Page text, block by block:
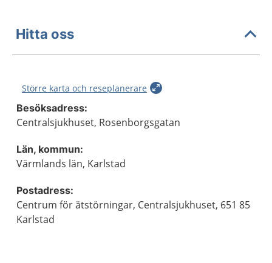
Hitta oss
Större karta och reseplanerare
Besöksadress:
Centralsjukhuset, Rosenborgsgatan
Län, kommun:
Värmlands län, Karlstad
Postadress:
Centrum för ätstörningar, Centralsjukhuset, 651 85
Karlstad